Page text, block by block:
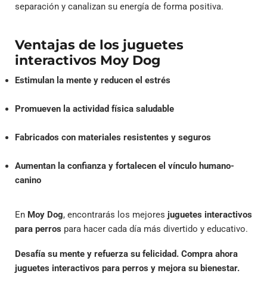
separación y canalizan su energía de forma positiva.
Ventajas de los juguetes
interactivos Moy Dog
Estimulan la mente y reducen el estrés
Promueven la actividad física saludable
Fabricados con materiales resistentes y seguros
Aumentan la confianza y fortalecen el vínculo humano-
canino
En Moy Dog, encontrarás los mejores juguetes interactivos
para perros para hacer cada día más divertido y educativo.
Desafía su mente y refuerza su felicidad. Compra ahora
juguetes interactivos para perros y mejora su bienestar.